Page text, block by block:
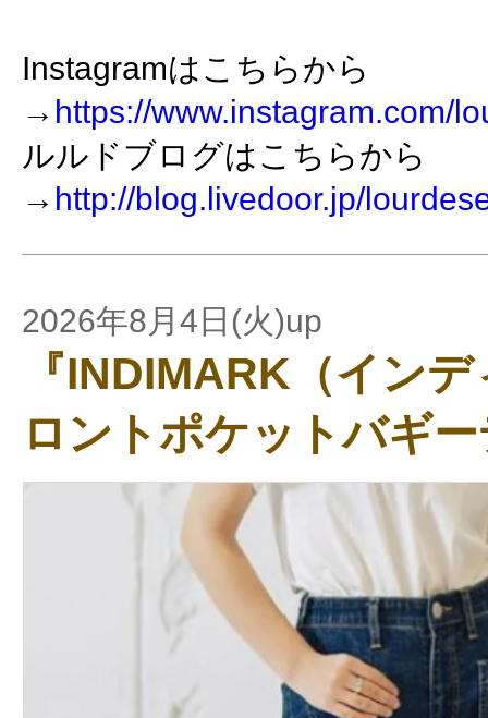
Instagramはこちらから
→ https://www.instagram.com/
ルルドブログはこちらから
→ http://blog.livedoor.jp/
2026年8月4日(火)up
『INDIMARK（イン
ロントポケットバギ